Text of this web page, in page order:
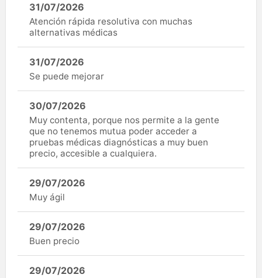
31/07/2026
Atención rápida resolutiva con muchas
alternativas médicas
31/07/2026
Se puede mejorar
30/07/2026
Muy contenta, porque nos permite a la gente
que no tenemos mutua poder acceder a
pruebas médicas diagnósticas a muy buen
precio, accesible a cualquiera.
29/07/2026
Muy ágil
29/07/2026
Buen precio
29/07/2026